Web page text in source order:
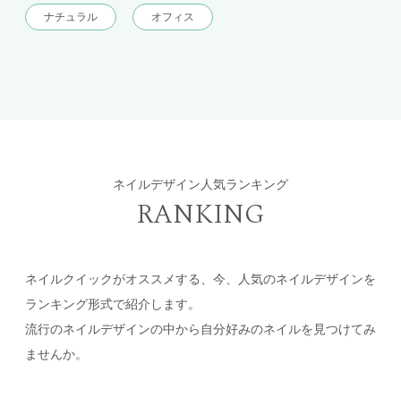
ナチュラル オフィス
ネイルデザイン人気ランキング
RANKING
ネイルクイックがオススメする、今、人気のネイルデザインを
ランキング形式で紹介します。
流行のネイルデザインの中から自分好みのネイルを見つけてみ
ませんか。